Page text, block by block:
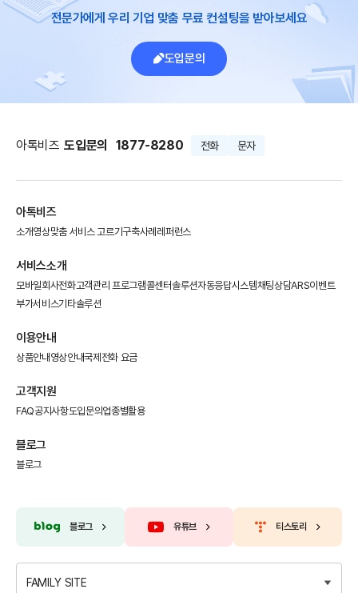
전문가에게 우리 기업 맞춤 무료 컨설팅을 받아보세요
도입문의
아톡비즈 도입문의 1877-8280 전화 문자
아톡비즈
소개영상맞춤 서비스 고르기구축사례레퍼런스
서비스소개
모바일회사전화고객관리 프로그램콜센터솔루션자동응답시스템채팅상담ARS이벤트
부가서비스기타솔루션
이용안내
상품안내영상안내국제전화 요금
고객지원
FAQ공지사항도입문의업종별활용
블로그
블로그
블로그 유튜브 티스토리
FAMILY SITE